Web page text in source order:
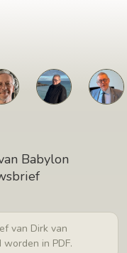
Babylon
van Dirk van
in PDF.